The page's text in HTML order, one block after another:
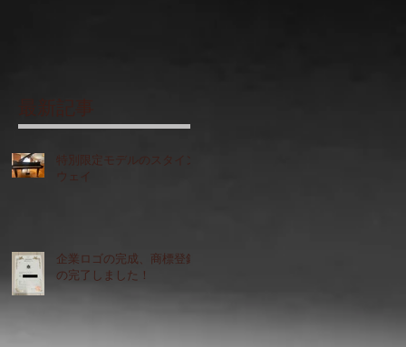
最新記事
特別限定モデルのスタイン
ウェイ
企業ロゴの完成、商標登録
の完了しました！